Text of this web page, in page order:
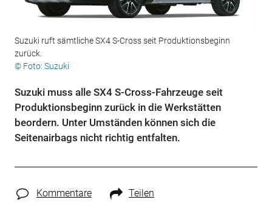
Suzuki ruft sämtliche SX4 S-Cross seit Produktionsbeginn
zurück.
© Foto: Suzuki
Suzuki muss alle SX4 S-Cross-Fahrzeuge seit
Produktionsbeginn zurück in die Werkstätten
beordern. Unter Umständen können sich die
Seitenairbags nicht richtig entfalten.
Kommentare Teilen